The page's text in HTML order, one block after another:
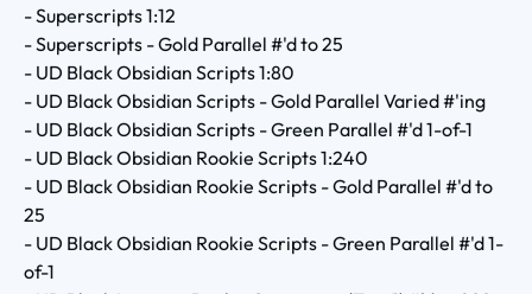
- Superscripts 1:12
- Superscripts - Gold Parallel #'d to 25
- UD Black Obsidian Scripts 1:80
- UD Black Obsidian Scripts - Gold Parallel Varied #'ing
- UD Black Obsidian Scripts - Green Parallel #'d 1-of-1
- UD Black Obsidian Rookie Scripts 1:240
- UD Black Obsidian Rookie Scripts - Gold Parallel #'d to
25
- UD Black Obsidian Rookie Scripts - Green Parallel #'d 1-
of-1